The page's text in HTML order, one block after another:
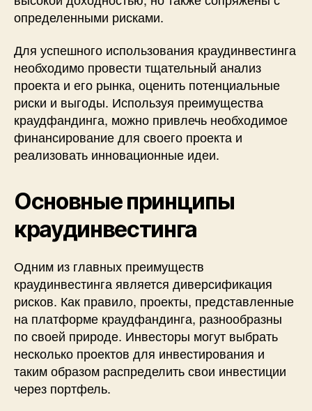
определенными рисками.
Для успешного использования краудинвестинга
необходимо провести тщательный анализ
проекта и его рынка, оценить потенциальные
риски и выгоды. Используя преимущества
краудфандинга, можно привлечь необходимое
финансирование для своего проекта и
реализовать инновационные идеи.
Основные принципы
краудинвестинга
Одним из главных преимуществ
краудинвестинга является диверсификация
рисков. Как правило, проекты, представленные
на платформе краудфандинга, разнообразны
по своей природе. Инвесторы могут выбрать
несколько проектов для инвестирования и
таким образом распределить свои инвестиции
через портфель.